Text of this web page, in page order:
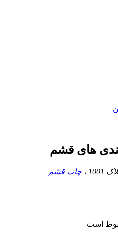
های قشم
، چاپ قشم
است |